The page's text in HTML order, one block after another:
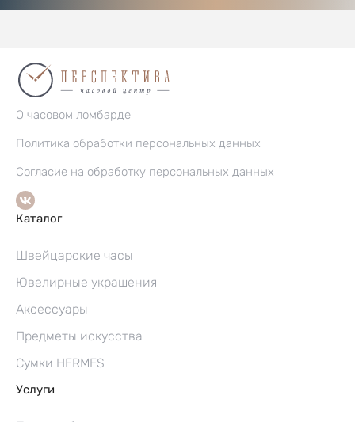
О часовом ломбарде
Политика обработки персональных данных
Согласие на обработку персональных данных
Каталог
Швейцарские часы
Ювелирные украшения
Аксессуары
Предметы искусства
Сумки HERMES
Услуги